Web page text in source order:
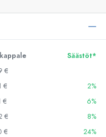
Säästöt*
€
€
2%
€
6%
€
8%
€ 24%